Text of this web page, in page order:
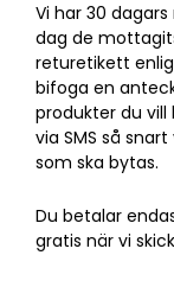
Vi har 30
dag de
returetikett
bifoga en
produkter du
via SMS så
som ska bytas.
Du betalar
gratis när vi